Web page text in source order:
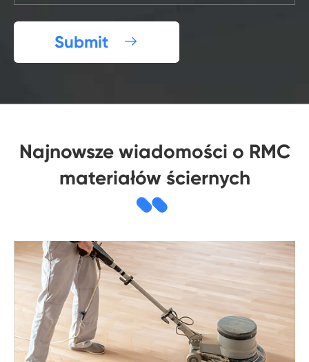
Submit 
Najnowsze wiadomości o RMC
materiałów ściernych